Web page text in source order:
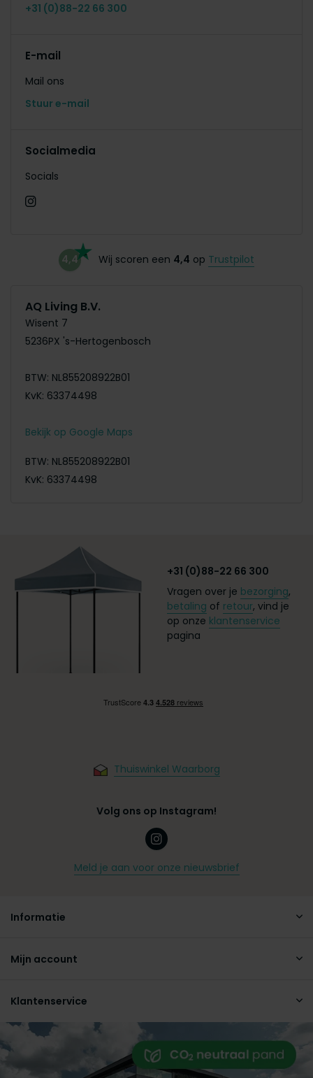
+31 (0)88-22 66 300
E-mail
Mail ons
Stuur e-mail
Socialmedia
Socials
4,4 Wij scoren een 4,4 op Trustpilot
AQ Living B.V.
Wisent 7
5236PX 's-Hertogenbosch
BTW: NL855208922B01
KvK: 63374498
Bekijk op Google Maps
BTW: NL855208922B01
KvK: 63374498
+31 (0)88-22 66 300
Vragen over je bezorging,
betaling of retour, vind je
op onze klantenservice
pagina
Thuiswinkel Waarborg
Volg ons op Instagram!
Meld je aan voor onze nieuwsbrief
Informatie
Mijn account
Klantenservice